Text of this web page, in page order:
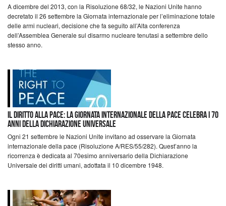
A dicembre del 2013, con la Risoluzione 68/32, le Nazioni Unite hanno
decretato il 26 settembre la Giornata internazionale per l’eliminazione totale
delle armi nucleari, decisione che fa seguito all’Alta conferenza
dell’Assemblea Generale sul disarmo nucleare tenutasi a settembre dello
stesso anno.
Il diritto alla pace: la Giornata internazionale della pace celebra i 70
anni della Dichiarazione Universale
Ogni 21 settembre le Nazioni Unite invitano ad osservare la Giornata
internazionale della pace (Risoluzione A/RES/55/282). Quest’anno la
ricorrenza è dedicata al 70esimo anniversario della Dichiarazione
Universale dei diritti umani, adottata il 10 dicembre 1948.